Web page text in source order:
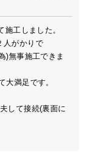
高耐久な2層構
工しました。
人がかりで
)無事施工できま
大満足です。
して接続(裏面に